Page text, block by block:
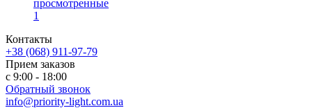
просмотренные
1
Контакты
+38 (068) 911-97-79
Прием заказов
с 9:00 - 18:00
Обратный звонок
info@priority-light.com.ua